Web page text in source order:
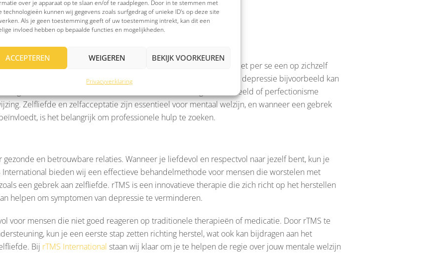
over je apparaat op te slaan en/of te raadplegen. Door in te stemmen met
technologieën kunnen wij gegevens zoals surfgedrag of unieke ID's op deze site
Als je geen toestemming geeft of uw toestemming intrekt, kan dit een
invloed hebben op bepaalde functies en mogelijkheden.
ACCEPTEREN WEIGEREN BEKIJK VOORKEUREN
Privacyverklaring
aandoeningen
zijn van onderliggende psychische aandoeningen, maar het is niet per se een op zichzelf
problemen zoals depressie, angststoornissen of eetstoornissen. Bij depressie bijvoorbeeld kan
gevoel van zelfliefde vermindert. Evenzo kan een negatief zelfbeeld of perfectionisme
Zelfliefde en zelfacceptatie zijn essentieel voor mentaal welzijn, en wanneer een gebrek
is het belangrijk om professionele hulp te zoeken.
en betrouwbare relaties. Wanneer je liefdevol en respectvol naar jezelf bent, kun je
bieden wij een effectieve behandelmethode voor mensen die worstelen met
een gebrek aan zelfliefde. rTMS is een innovatieve therapie die zich richt op het herstellen
helpen om symptomen van depressie te verminderen.
voor mensen die niet goed reageren op traditionele therapieën of medicatie. Door rTMS te
kun je een eerste stap zetten richting herstel, wat ook kan bijdragen aan het
Bij rTMS International staan wij klaar om je te helpen de regie over jouw mentale welzijn